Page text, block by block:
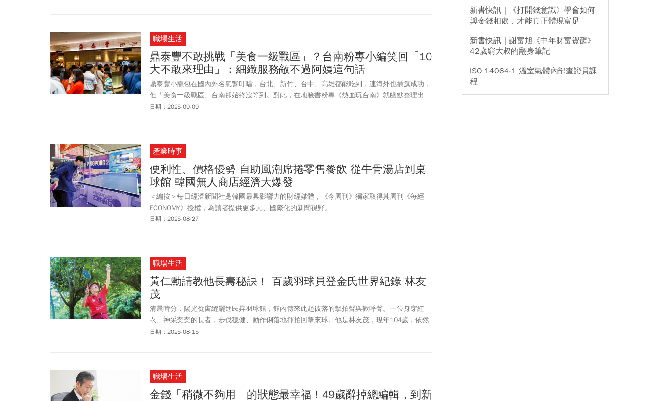
創產業聚落。
職場生活
鼎泰豐不敢挑戰「美食一級戰區」？台南粉專小編笑回「10
大不敢來理由」：細緻服務敵不過阿姨這句話
鼎泰豐小籠包在國內外名氣響叮噹，台北、新竹、台中、高雄都能吃到，連海外也插旗成功，
但「美食一級戰區」台南卻始終沒等到。對此，在地臉書粉專《熱血玩台南》就幽默整理出
「鼎泰豐不敢來台南的十大理由」，讓不少鄉親看完直呼太中肯。
日期：2025-09-09
產業時事
便利性、價格優勢 自助風潮席捲零售餐飲 從牛骨湯店到桌
球館 韓國無人商店經濟大爆發
＜編按＞每日經濟新聞社是韓國最具影響力的財經媒體，《今周刊》獨家取得其周刊《每經
ECONOMY》授權，為讀者提供更多元、國際化的新聞視野。
日期：2025-08-27
職場生活
黃仁勳請教他長壽秘訣！ 百歲羽球員登金氏世界紀錄 林友
茂
清晨時分，陽光從窗縫灑進民昇羽球館，館內傳來此起彼落的擊拍聲與歡呼聲。一位身穿紅
衣、神采奕奕的長者，步伐穩健、動作俐落地揮拍回擊來球。他是林友茂，現年104歲，依然
活躍於羽球場上，更獲金氏世界紀錄認證為「全球最年長羽球員」，他以運動與熱情活出了精
日期：2025-08-15
職場生活
金錢「稍微不夠用」的狀態最幸福！49歲辭掉總編輯，到新
新書快訊｜《打開錢意識》學會如何
與金錢相處，才能真正體現富足
新書快訊｜謝富旭《中年財富覺醒》
42歲窮大叔的翻身筆記
ISO 14064-1 溫室氣體內部查證員課
程